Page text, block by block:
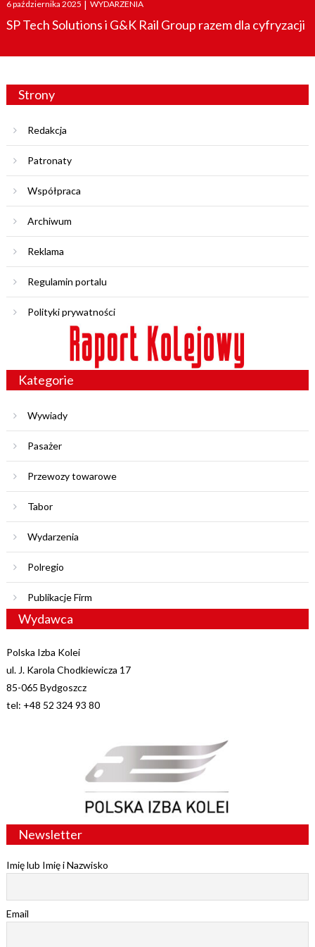
on
6 października 2025 | WYDARZENIA
SP Tech Solutions i G&K Rail Group razem dla cyfryzacji
Strony
Redakcja
Patronaty
Współpraca
Archiwum
Reklama
Regulamin portalu
Polityki prywatności
Kategorie
Wywiady
Pasażer
Przewozy towarowe
Tabor
Wydarzenia
Polregio
Publikacje Firm
Wydawca
Polska Izba Kolei
ul. J. Karola Chodkiewicza 17
85-065 Bydgoszcz
tel: +48 52 324 93 80
Newsletter
Imię lub Imię i Nazwisko
Email